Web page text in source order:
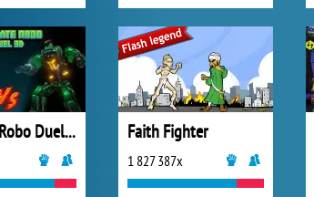
Ultimate Robo Duel 3D Faith Fighter
1 827 387x